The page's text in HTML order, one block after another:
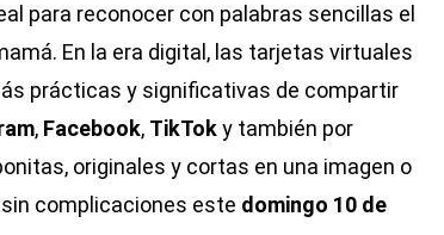
para reconocer con palabras sencillas el
En la era digital, las tarjetas virtuales
prácticas y significativas de compartir
, Facebook, TikToky también por
originales y cortas en una imagen o
complicaciones este domingo 10 de